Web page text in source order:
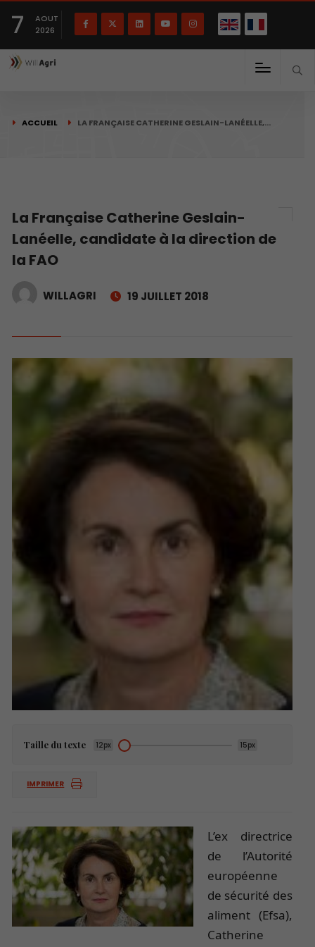
7
AOUT
2026
ACCUEIL ​LA FRANÇAISE CATHERINE GESLAIN-LANÉELLE,…
​La Française Catherine Geslain-
Lanéelle, candidate à la direction de
la FAO
WILLAGRI 19 JUILLET 2018
Taille du texte 12px 15px
IMPRIMER
L’ex directrice
de l’Autorité
européenne
de sécurité des
aliment (Efsa),
Catherine
Français English(English)